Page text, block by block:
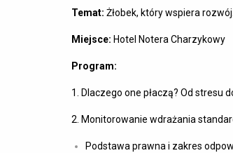
Temat: Żłobek, który wspiera
Miejsce: Hotel Notera Charzykowy
Program:
1. Dlaczego one płaczą? Od stresu
2. Monitorowanie wdrażania
Podstawa prawna i zakres